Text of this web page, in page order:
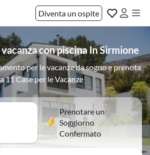
Diventa un ospite
con piscina In Sirmione
per le vacanze da sogno e prenota
11 Case per le Vacanze
Prenotare un
Soggiorno
Confermato